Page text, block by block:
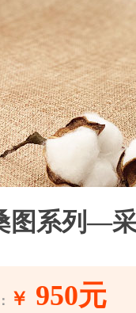
图系列—
￥ 950元